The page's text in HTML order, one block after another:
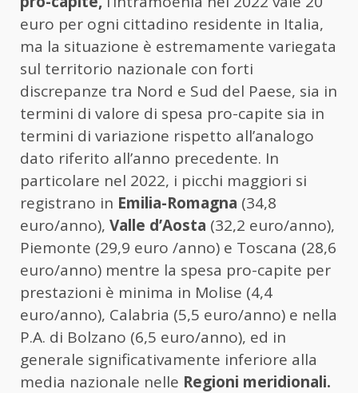
euro per ogni cittadino residente in Italia,
ma la situazione è estremamente variegata
sul territorio nazionale con forti
discrepanze tra Nord e Sud del Paese, sia in
termini di valore di spesa pro-capite sia in
termini di variazione rispetto all’analogo
dato riferito all’anno precedente. In
particolare nel 2022, i picchi maggiori si
registrano in Emilia-Romagna (34,8
euro/anno), Valle d’Aosta (32,2 euro/anno),
Piemonte (29,9 euro /anno) e Toscana (28,6
euro/anno) mentre la spesa pro-capite per
prestazioni è minima in Molise (4,4
euro/anno), Calabria (5,5 euro/anno) e nella
P.A. di Bolzano (6,5 euro/anno), ed in
generale significativamente inferiore alla
media nazionale nelle Regioni meridionali.